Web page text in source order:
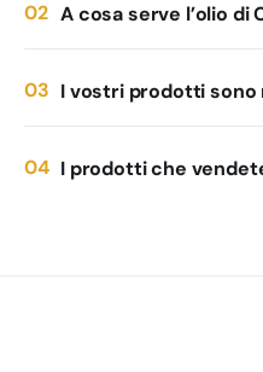
A cosa serve l’olio di
I vostri prodotti sono
I prodotti che